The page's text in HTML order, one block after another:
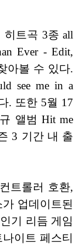
히트곡 3종 all
Ever - Edit,
아볼 수 있다.
see me in a
. 또한 5월 17
앨범 Hit me
3 기간 내 출
트롤러 호환,
업데이트된
기 리듬 게임
이트 페스티